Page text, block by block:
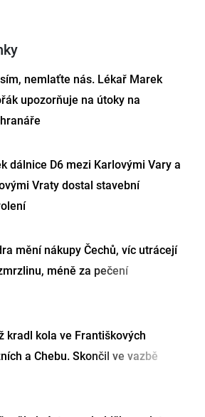
nemlaťte nás. Lékař Marek
upozorňuje na útoky na
dálnice D6 mezi Karlovými Vary a
Vraty dostal stavební
mění nákupy Čechů, víc utrácejí
méně za pečení
kradl kola ve Františkových
a Chebu. Skončil ve vazbě